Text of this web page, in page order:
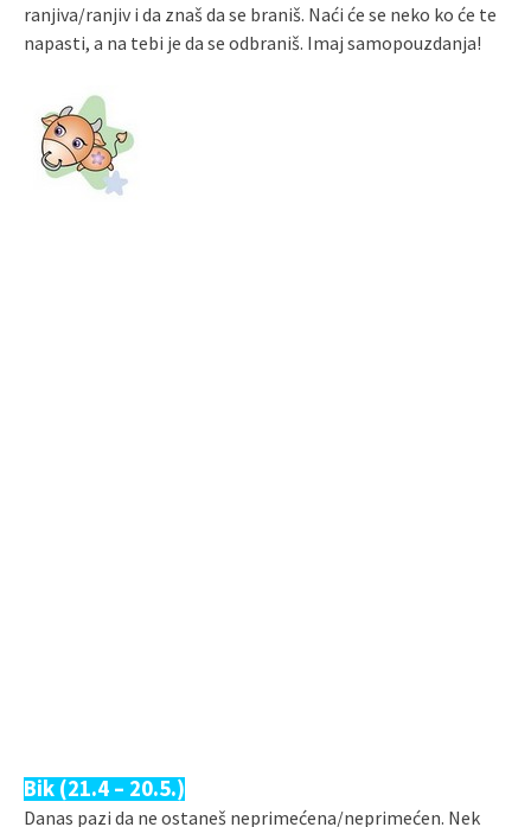
ranjiva/ranjiv i da znaš da se braniš. Naći će se neko ko će te
napasti, a na tebi je da se odbraniš. Imaj samopouzdanja!
Bik (21.4 – 20.5.)
Danas pazi da ne ostaneš neprimećena/neprimećen. Nek